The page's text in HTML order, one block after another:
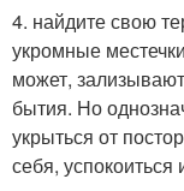
4. найдите свою
укромные
может,
бытия. Но
укрыться от
себя,